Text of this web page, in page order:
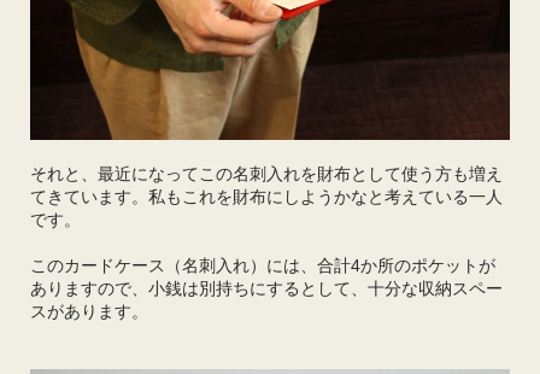
それと、最近になってこの名刺入れを財布として使う方も増え
てきています。私もこれを財布にしようかなと考えている一人
です。
このカードケース（名刺入れ）には、合計4か所のポケットが
ありますので、小銭は別持ちにするとして、十分な収納スペー
スがあります。